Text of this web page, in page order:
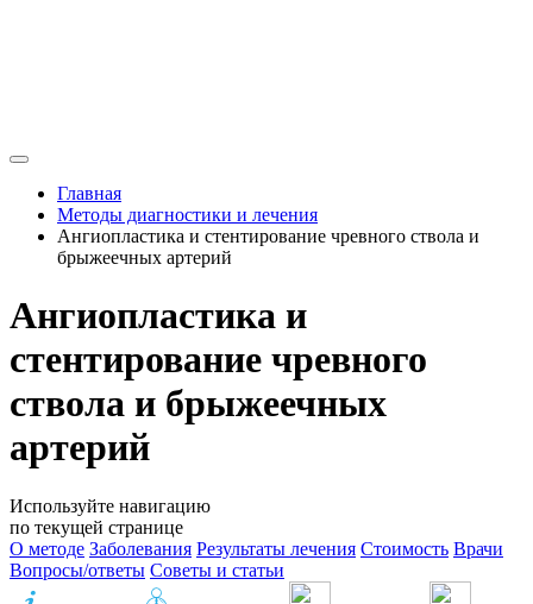
Главная
Методы диагностики и лечения
Ангиопластика и стентирование чревного ствола и
брыжеечных артерий
Ангиопластика и
стентирование чревного
ствола и брыжеечных
артерий
Используйте навигацию
по текущей странице
О методе Заболевания Результаты лечения Стоимость Врачи
Вопросы/ответы Советы и статьи